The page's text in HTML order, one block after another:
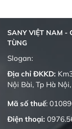
SANY VIỆT NAM -
TÙNG
Slogan:
Địa chỉ ĐKKD:
Nội Bài, Tp Hà
Mã số thuế:
Điện thoại: